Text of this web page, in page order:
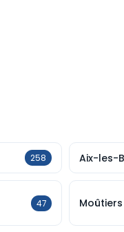
258 Aix-les-
47 Moûtiers